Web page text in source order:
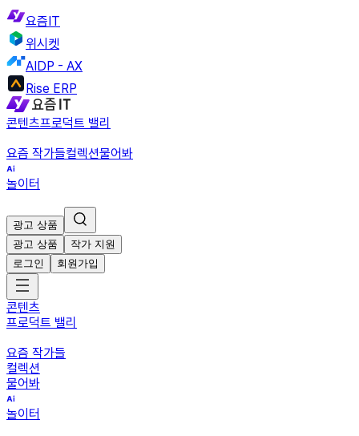
요즘IT
위시켓
AIDP - AX
Rise ERP
콘텐츠프로덕트 밸리
요즘 작가들컬렉션물어봐
놀이터
광고 상품
광고 상품
작가 지원
로그인
회원가입
콘텐츠
프로덕트 밸리
요즘 작가들
컬렉션
물어봐
놀이터